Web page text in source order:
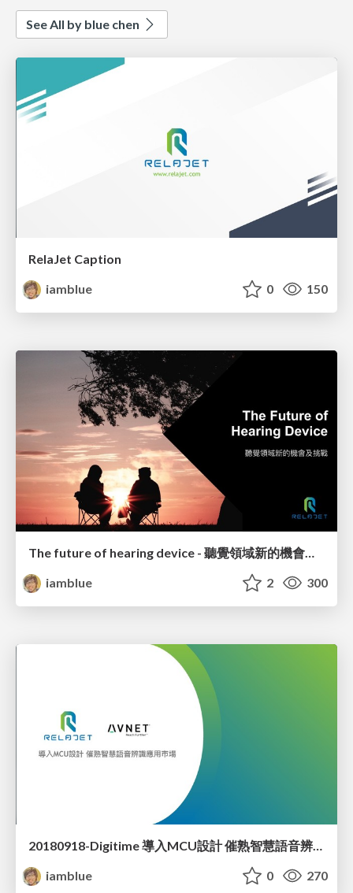
See All by blue chen
RelaJet Caption
iamblue
0 150
iamblue
2 300
20180918-Digitime 導入MCU設計 催熟智慧語音辨識應用市場
iamblue
0 270